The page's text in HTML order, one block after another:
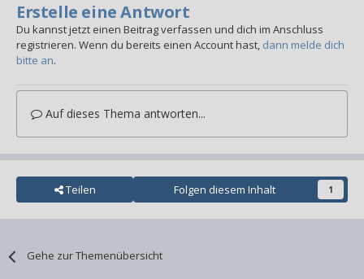
Erstelle eine Antwort
Du kannst jetzt einen Beitrag verfassen und dich im Anschluss
registrieren. Wenn du bereits einen Account hast, dann melde dich
bitte an.
Auf dieses Thema antworten...
Teilen Folgen diesem Inhalt 1
Gehe zur Themenübersicht